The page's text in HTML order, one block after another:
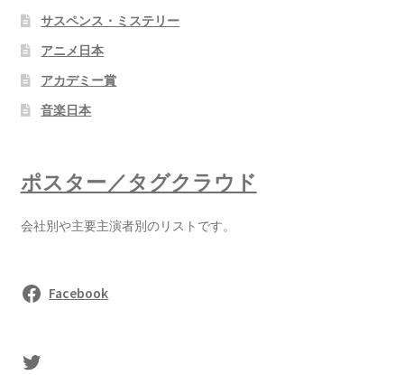
サスペンス・ミステリー
アニメ日本
アカデミー賞
音楽日本
ポスター／タグクラウド
会社別や主要主演者別のリストです。
Facebook
sasaki's Twitter